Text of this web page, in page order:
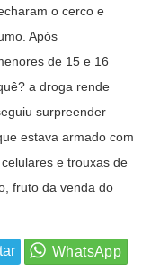
o cerco e
Após
de 15 e 16
a droga rende
surpreender
estava armado com
e trouxas de
fruto da venda do